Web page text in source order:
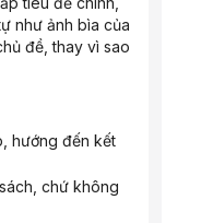
như ảnh bìa của
đề, thay vì sao